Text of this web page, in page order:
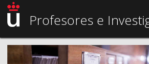
Profesores e